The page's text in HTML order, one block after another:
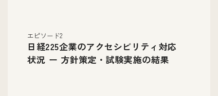
エピソード2
日経225企業のアクセシビリティ対応
状況 ー 方針策定・試験実施の結果